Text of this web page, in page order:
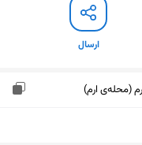
ارسال
(محله‌ی ارم)